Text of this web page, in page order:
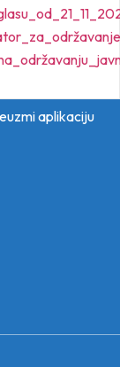
aplikaciju